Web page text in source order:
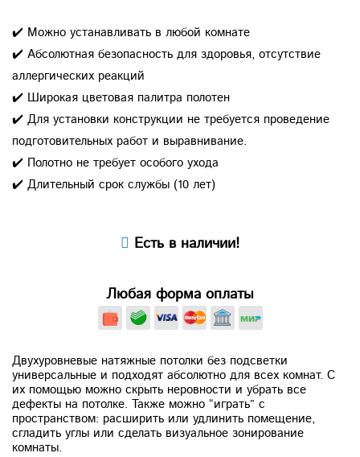
✔️ Можно устанавливать в любой комнате
✔️ Абсолютная безопасность для здоровья, отсутствие
аллергических реакций
✔️ Широкая цветовая палитра полотен
✔️ Для установки конструкции не требуется проведение
подготовительных работ и выравнивание.
✔️ Полотно не требует особого ухода
✔️ Длительный срок службы (10 лет)
Есть в наличии!
Любая форма оплаты
Двухуровневые натяжные потолки без подсветки
универсальные и подходят абсолютно для всех комнат. С
их помощью можно скрыть неровности и убрать все
дефекты на потолке. Также можно “играть” с
пространством: расширить или удлинить помещение,
сгладить углы или сделать визуальное зонирование
комнаты.